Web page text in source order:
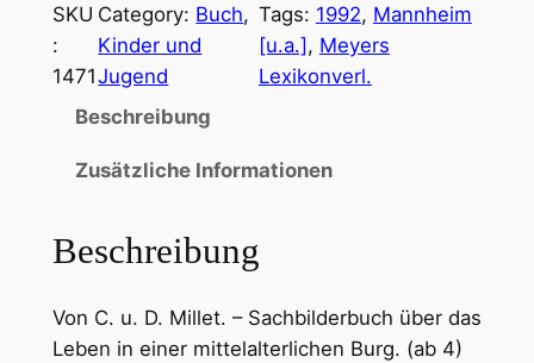
SKU
:
1471
Category: Buch
Kinder und
Jugend
Tags: 1992, Mannheim
[u.a.], Meyers
Lexikonverl.
Beschreibung
Zusätzliche Informationen
Beschreibung
Von C. u. D. Millet. – Sachbilderbuch über das
Leben in einer mittelalterlichen Burg. (ab 4)